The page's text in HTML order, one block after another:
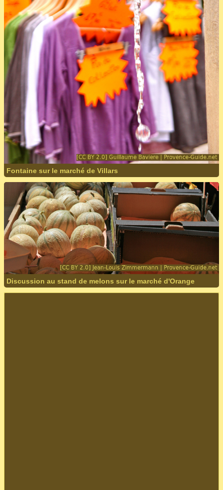
Fontaine sur le marché de Villars
Discussion au stand de melons sur le marché d'Orange